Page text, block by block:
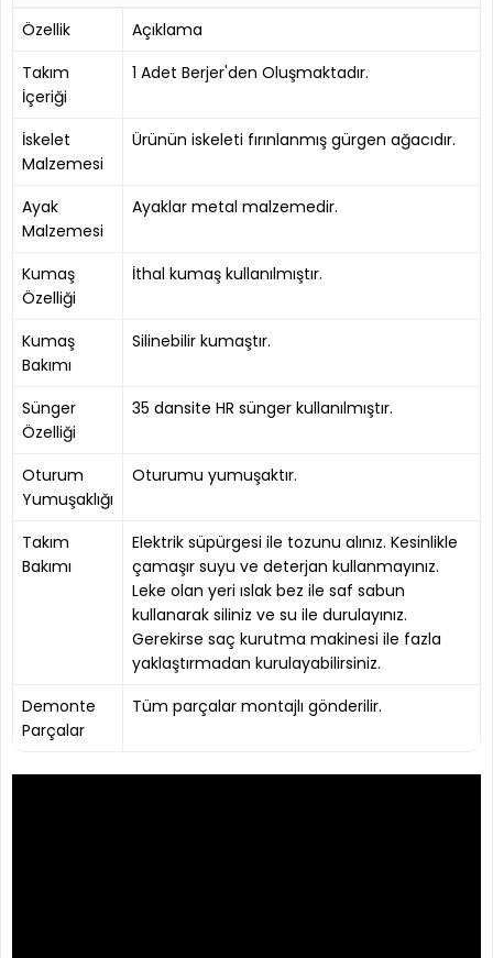
Özellik
Açıklama
Takım
İçeriği
1 Adet Berjer'den Oluşmaktadır.
İskelet
Malzemesi
Ürünün iskeleti fırınlanmış gürgen ağacıdır.
Ayak
Malzemesi
Ayaklar metal malzemedir.
Kumaş
Özelliği
İthal kumaş kullanılmıştır.
Kumaş
Bakımı
Silinebilir kumaştır.
Sünger
Özelliği
35 dansite HR sünger kullanılmıştır.
Oturum
Yumuşaklığı
Oturumu yumuşaktır.
Takım
Bakımı
Elektrik süpürgesi ile tozunu alınız. Kesinlikle
çamaşır suyu ve deterjan kullanmayınız.
Leke olan yeri ıslak bez ile saf sabun
kullanarak siliniz ve su ile durulayınız.
Gerekirse saç kurutma makinesi ile fazla
yaklaştırmadan kurulayabilirsiniz.
Demonte
Parçalar
Tüm parçalar montajlı gönderilir.